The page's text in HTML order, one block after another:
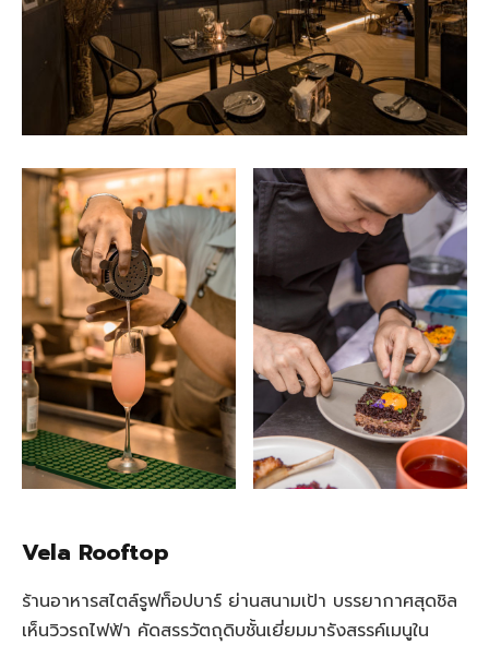
Vela Rooftop
ร้านอาหารสไตล์รูฟท็อปบาร์ ย่านสนามเป้า บรรยากาศสุดชิล
เห็นวิวรถไฟฟ้า คัดสรรวัตถุดิบชั้นเยี่ยมมารังสรรค์เมนูใน